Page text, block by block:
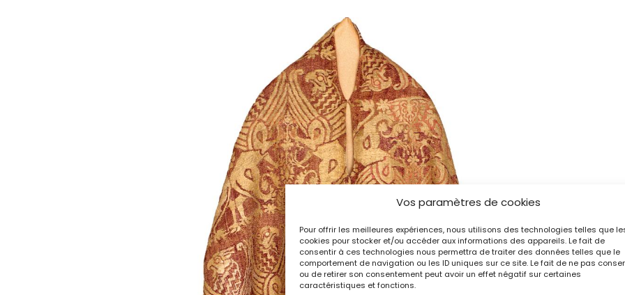
Vos paramètres de cookies
Pour offrir les meilleures expériences, nous utilisons des technologies telles que
cookies pour stocker et/ou accéder aux informations des appareils. Le fait de
consentir à ces technologies nous permettra de traiter des données telles que le
comportement de navigation ou les ID uniques sur ce site. Le fait de ne pas
ou de retirer son consentement peut avoir un effet négatif sur certaines
caractéristiques et fonctions.